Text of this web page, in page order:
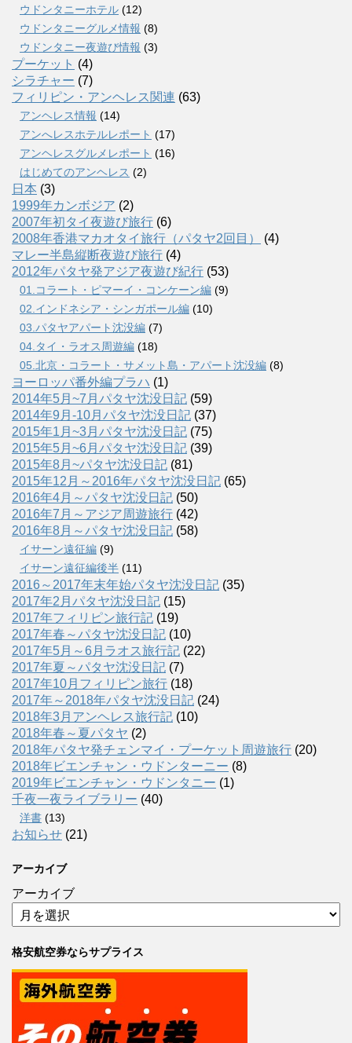
ウドンタニーホテル (12)
ウドンタニーグルメ情報 (8)
ウドンタニー夜遊び情報 (3)
プーケット (4)
シラチャー (7)
フィリピン・アンヘレス関連 (63)
アンヘレス情報 (14)
アンへレスホテルレポート (17)
アンヘレスグルメレポート (16)
はじめてのアンヘレス (2)
日本 (3)
1999年カンボジア (2)
2007年初タイ夜遊び旅行 (6)
2008年香港マカオタイ旅行（パタヤ2回目）
(4)
マレー半島縦断夜遊び旅行 (4)
2012年パタヤ発アジア夜遊び紀行 (53)
01.コラート・ピマーイ・コンケーン編 (9)
02.インドネシア・シンガポール編 (10)
03.パタヤアパート沈没編 (7)
04.タイ・ラオス周遊編 (18)
05.北京・コラート・サメット島・アパート沈没編 (8)
ヨーロッパ番外編プラハ (1)
2014年5月~7月パタヤ沈没日記 (59)
2014年9月-10月パタヤ沈没日記 (37)
2015年1月~3月パタヤ沈没日記 (75)
2015年5月~6月パタヤ沈没日記 (39)
2015年8月~パタヤ沈没日記 (81)
2015年12月～2016年パタヤ沈没日記 (65)
2016年4月～パタヤ沈没日記 (50)
2016年7月～アジア周遊旅行 (42)
2016年8月～パタヤ沈没日記 (58)
イサーン遠征編 (9)
イサーン遠征編後半 (11)
2016～2017年末年始パタヤ沈没日記 (35)
2017年2月パタヤ沈没日記 (15)
2017年フィリピン旅行記 (19)
2017年春～パタヤ沈没日記 (10)
2017年5月～6月ラオス旅行記 (22)
2017年夏～パタヤ沈没日記 (7)
2017年10月フィリピン旅行 (18)
2017年～2018年パタヤ沈没日記 (24)
2018年3月アンヘレス旅行記 (10)
2018年春～夏パタヤ (2)
2018年パタヤ発チェンマイ・プーケット周遊旅行 (20)
2018年ビエンチャン・ウドンターニー (8)
2019年ビエンチャン・ウドンタニー (1)
千夜一夜ライブラリー (40)
洋書 (13)
お知らせ (21)
アーカイブ
アーカイブ
格安航空券ならサプライス